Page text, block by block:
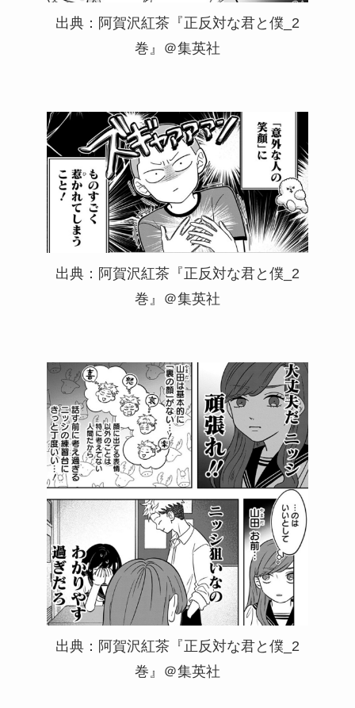
出典：阿賀沢紅茶『正反対な君と僕_2
巻』＠集英社
出典：阿賀沢紅茶『正反対な君と僕_2
巻』＠集英社
出典：阿賀沢紅茶『正反対な君と僕_2
巻』＠集英社